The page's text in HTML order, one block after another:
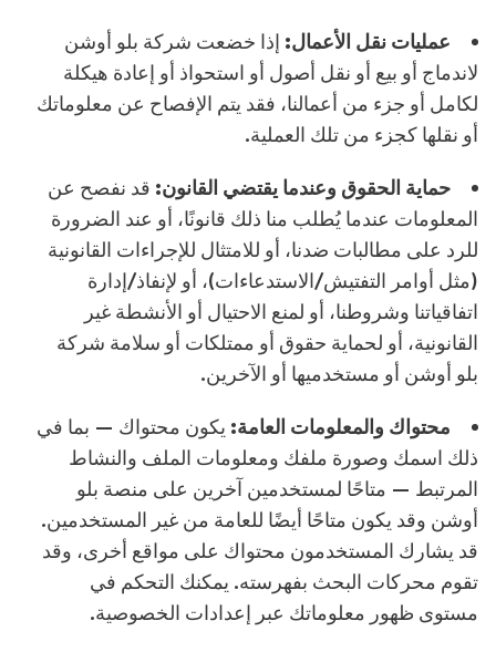
عمليات نقل الأعمال: إذا خضعت شركة بلو أوشن
لاندماج أو بيع أو نقل أصول أو استحواذ أو إعادة هيكلة
لكامل أو جزء من أعمالنا، فقد يتم الإفصاح عن معلوماتك
أو نقلها كجزء من تلك العملية.
حماية الحقوق وعندما يقتضي القانون: قد نفصح عن
المعلومات عندما يُطلب منا ذلك قانونًا، أو عند الضرورة
للرد على مطالبات ضدنا، أو للامتثال للإجراءات القانونية
(مثل أوامر التفتيش/الاستدعاءات)، أو لإنفاذ/إدارة
اتفاقياتنا وشروطنا، أو لمنع الاحتيال أو الأنشطة غير
القانونية، أو لحماية حقوق أو ممتلكات أو سلامة شركة
بلو أوشن أو مستخدميها أو الآخرين.
محتواك والمعلومات العامة: يكون محتواك — بما في
ذلك اسمك وصورة ملفك ومعلومات الملف والنشاط
المرتبط — متاحًا لمستخدمين آخرين على منصة بلو
أوشن وقد يكون متاحًا أيضًا للعامة من غير المستخدمين.
قد يشارك المستخدمون محتواك على مواقع أخرى، وقد
تقوم محركات البحث بفهرسته. يمكنك التحكم في
مستوى ظهور معلوماتك عبر إعدادات الخصوصية.